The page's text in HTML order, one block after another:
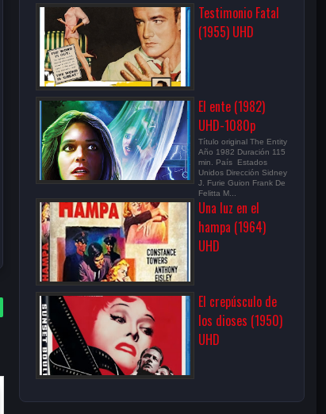
Testimonio Fatal
(1955) UHD
El ente (1982)
UHD-1080p
Título original The Entity
Año 1982 Duración 115
min. País Estados
Unidos Dirección Sidney
J. Furie Guion Frank De
Felitta M...
Una luz en el
hampa (1964)
UHD
El crepúsculo de
los dioses (1950)
UHD